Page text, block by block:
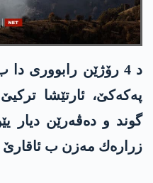
د 4 رۆژێن رابووری
گوند و ده‌ڤه‌رێن دیار
زراره‌ك مه‌زن ب ئاقارێ